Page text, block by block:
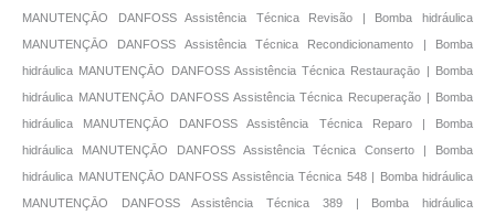
MANUTENÇĀO DANFOSS Assistência Técnica Revisão | Bomba hidráulica
MANUTENÇĀO DANFOSS Assistência Técnica Recondicionamento | Bomba
hidráulica MANUTENÇĀO DANFOSS Assistência Técnica Restauraçāo | Bomba
hidráulica MANUTENÇĀO DANFOSS Assistência Técnica Recuperação | Bomba
hidráulica MANUTENÇĀO DANFOSS Assistência Técnica Reparo | Bomba
hidráulica MANUTENÇĀO DANFOSS Assistência Técnica Conserto | Bomba
hidráulica MANUTENÇĀO DANFOSS Assistência Técnica 548 | Bomba hidráulica
MANUTENÇĀO DANFOSS Assistência Técnica 389 | Bomba hidráulica